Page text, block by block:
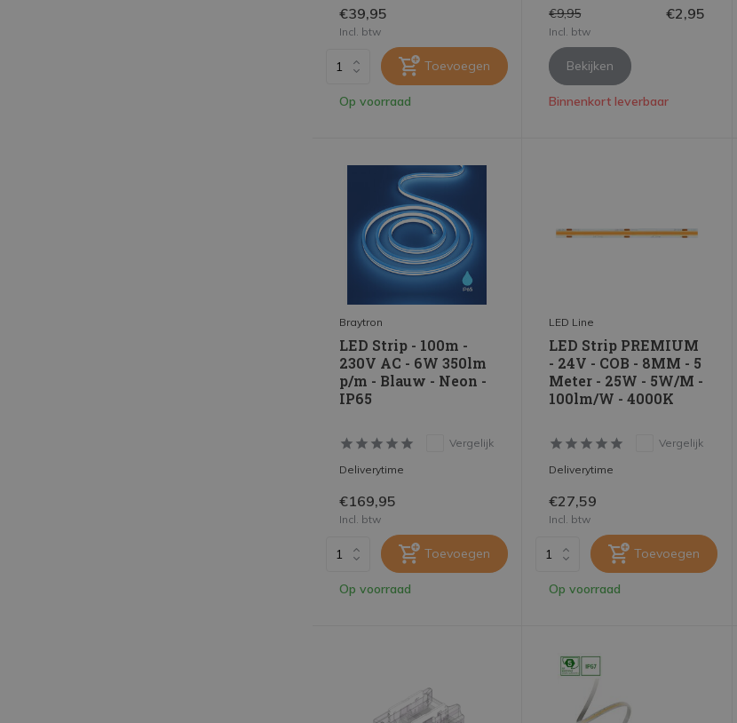
€39,95
Incl. btw
Toevoegen
Op voorraad
€9,95 €2,95
Incl. btw
Bekijken
Binnenkort leverbaar
Braytron
LED Strip - 100m -
230V AC - 6W 350lm
p/m - Blauw - Neon -
IP65
Vergelijk
Deliverytime
€169,95
Incl. btw
Toevoegen
Op voorraad
LED Line
LED Strip PREMIUM
- 24V - COB - 8MM - 5
Meter - 25W - 5W/M -
100lm/W - 4000K
Vergelijk
Deliverytime
€27,59
Incl. btw
Toevoegen
Op voorraad